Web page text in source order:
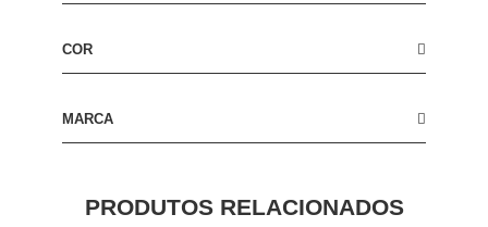
COR
MARCA
PRODUTOS RELACIONADOS